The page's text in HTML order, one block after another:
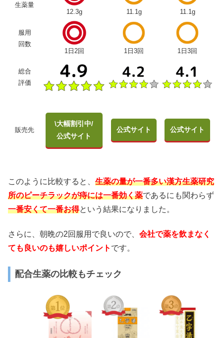
生薬量
12.3g
11.1g 11.1g
服用
回数
1日2回
1日3回 1日3回
総合
評価
販売先
\大幅割引中/
公式サイト
公式サイト 公式サイト
このように比較すると、 生薬の量が一番多い漢方生薬研究
所のピーチラックが痔には一番効く薬であるにも関わらず
一番安くて一番お得という結果になりました。
さらに、朝晩の2回服用で良いので、 会社で薬を飲まなく
ても良いのも嬉しいポイント です。
配合生薬の比較もチェック